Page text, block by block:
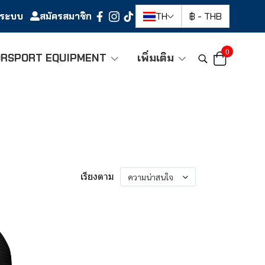
ะบบ สมัครสมาชิก TH ฿ - THB
EQUIPMENT เพิ่มเติม 0
เรียงตาม ความน่าสนใจ